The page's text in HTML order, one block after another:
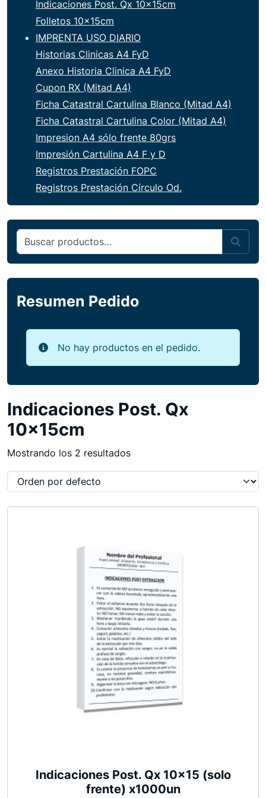
Indicaciones Post. Qx
10x15cm
Mostrando los 2 resultados
Indicaciones Post. Qx 10×15 (solo
frente) x1000un
Indicaciones Post. Qx 10x15cm
Folletos 10x15cm
IMPRENTA USO DIARIO
Historias Clinicas A4 FyD
Anexo Historia Clinica A4 FyD
Cupon RX (Mitad A4)
Ficha Catastral Cartulina Blanco (Mitad A4)
Ficha Catastral Cartulina Color (Mitad A4)
Impresion A4 sólo frente 80grs
Impresión Cartulina A4 F y D
Registros Prestación FOPC
Registros Prestación Círculo Od.
Buscar por:
Resumen Pedido
No hay productos en el pedido.